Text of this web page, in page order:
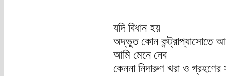
যদি বিধান হয়
অদ্ভুত কোন কন্ট্রাপ্যাসোতে
আমি মেনে নেব
কেননা নিদারুণ খরা ও গ্রহণের